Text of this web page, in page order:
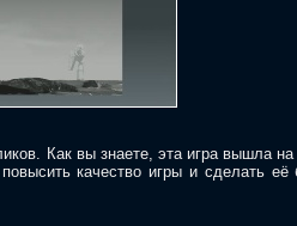
Как вы знаете, эта игра вышла на
качество игры и сделать